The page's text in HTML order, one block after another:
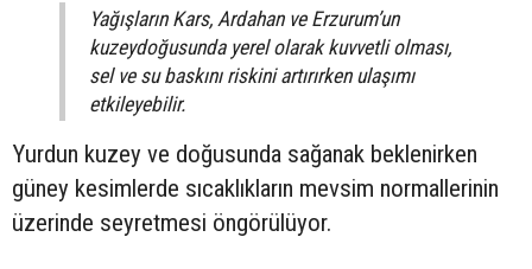
Yağışların Kars, Ardahan ve Erzurum’un
kuzeydoğusunda yerel olarak kuvvetli olması,
sel ve su baskını riskini artırırken ulaşımı
etkileyebilir.
Yurdun kuzey ve doğusunda sağanak beklenirken
güney kesimlerde sıcaklıkların mevsim normallerinin
üzerinde seyretmesi öngörülüyor.